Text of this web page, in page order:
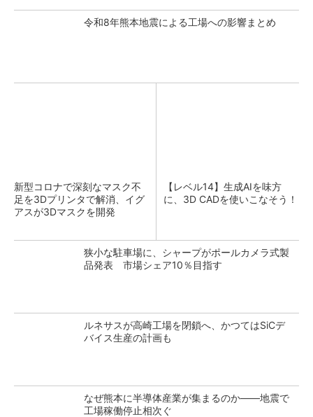
令和8年熊本地震による工場への影響まとめ
新型コロナで深刻なマスク不
足を3Dプリンタで解消、イグ
アスが3Dマスクを開発
【レベル14】生成AIを味方
に、3D CADを使いこなそう！
狭小な駐車場に、シャープがポールカメラ式製
品発表 市場シェア10％目指す
ルネサスが高崎工場を閉鎖へ、かつてはSiCデ
バイス生産の計画も
なぜ熊本に半導体産業が集まるのか――地震で
工場稼働停止相次ぐ